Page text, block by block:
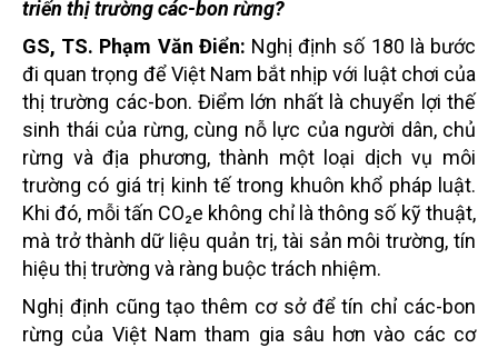
triển thị trường các-bon rừng?
GS, TS. Phạm Văn Điển: Nghị định số 180 là bước
đi quan trọng để Việt Nam bắt nhịp với luật chơi của
thị trường các-bon. Điểm lớn nhất là chuyển lợi thế
sinh thái của rừng, cùng nỗ lực của người dân, chủ
rừng và địa phương, thành một loại dịch vụ môi
trường có giá trị kinh tế trong khuôn khổ pháp luật.
Khi đó, mỗi tấn CO₂e không chỉ là thông số kỹ thuật,
mà trở thành dữ liệu quản trị, tài sản môi trường, tín
hiệu thị trường và ràng buộc trách nhiệm.
Nghị định cũng tạo thêm cơ sở để tín chỉ các-bon
rừng của Việt Nam tham gia sâu hơn vào các cơ